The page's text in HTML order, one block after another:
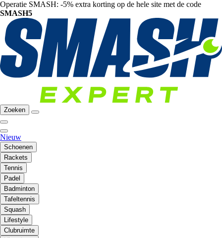
Operatie SMASH: -5% extra korting op de hele site met de code
SMASH5
Zoeken
Nieuw
Schoenen
Rackets
Tennis
Padel
Badminton
Tafeltennis
Squash
Lifestyle
Clubruimte